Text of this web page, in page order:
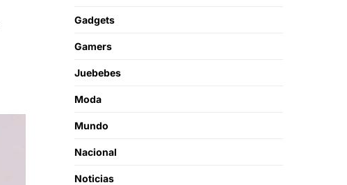
Gadgets
Gamers
Juebebes
Moda
Mundo
Nacional
Noticias